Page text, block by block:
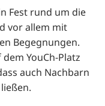
Fest rund um die
vor allem mit
Begegnungen.
YouCh-Platz
auch Nachbarn